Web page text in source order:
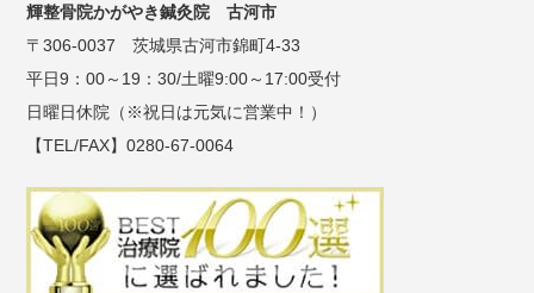
輝整骨院かがやき鍼灸院 古河市
〒306-0037 茨城県古河市錦町4-33
平日9：00～19：30/土曜9:00～17:00受付
日曜日休院（※祝日は元気に営業中！）
【TEL/FAX】0280-67-0064